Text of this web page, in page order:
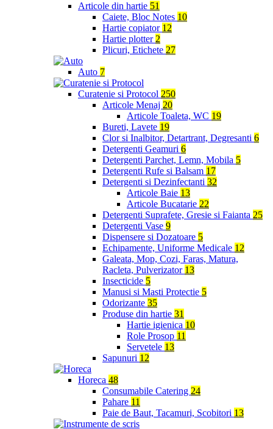
Articole din hartie 51
Caiete, Bloc Notes 10
Hartie copiator 12
Hartie plotter 2
Plicuri, Etichete 27
Auto 7
Curatenie si Protocol 250
Articole Menaj 20
Articole Toaleta, WC 19
Bureti, Lavete 19
Clor si Inalbitor, Detartrant, Degresanti 6
Detergenti Geamuri 6
Detergenti Parchet, Lemn, Mobila 5
Detergenti Rufe si Balsam 17
Detergenti si Dezinfectanti 32
Articole Baie 13
Articole Bucatarie 22
Detergenti Suprafete, Gresie si Faianta 25
Detergenti Vase 9
Dispensere si Dozatoare 5
Echipamente, Uniforme Medicale 12
Galeata, Mop, Cozi, Faras, Matura,
Racleta, Pulverizator 13
Insecticide 5
Manusi si Masti Protectie 5
Odorizante 35
Produse din hartie 31
Hartie igienica 10
Role Prosop 11
Servetele 13
Sapunuri 12
Horeca 48
Consumabile Catering 24
Pahare 11
Paie de Baut, Tacamuri, Scobitori 13